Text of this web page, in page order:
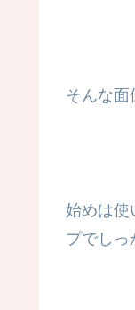
そんな面
始めは使
プでしっ